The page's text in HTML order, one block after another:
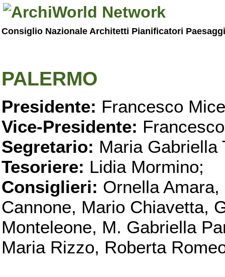
Consiglio Nazionale Architetti Pianificatori
PALERMO
Presidente: Francesco
Vice-Presidente:
Segretario: Maria Gabriella
Tesoriere: Lidia Mormino;
Consiglieri: Ornella
Cannone, Mario Chiavetta,
Monteleone, M. Gabriella
Maria Rizzo, Roberta